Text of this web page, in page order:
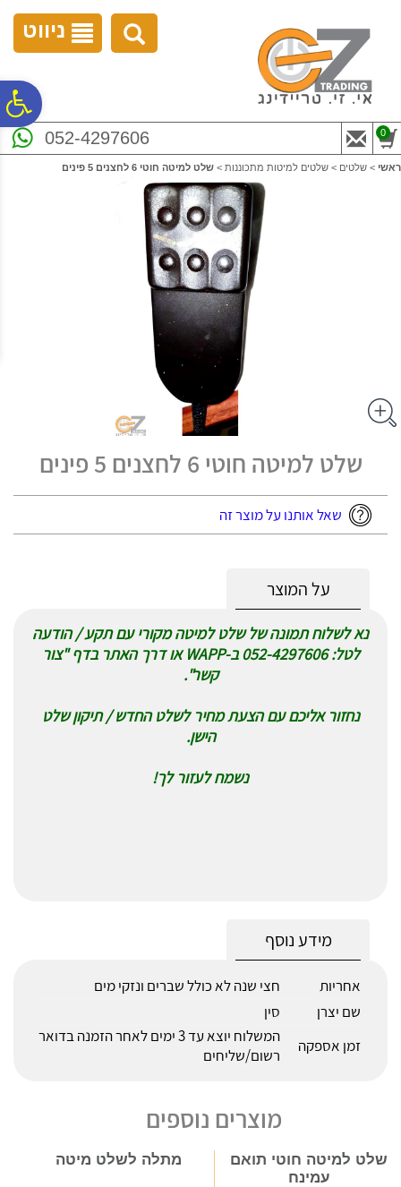
נגישות
ניווט
052-4297606 0
ראשי > שלטים > שלטים למיטות מתכוננות > שלט למיטה חוטי 6 לחצנים 5 פינים
שלט למיטה חוטי 6 לחצנים 5 פינים
שאל אותנו על מוצר זה
על המוצר
נא לשלוח תמונה של שלט למיטה מקורי עם תקע / הודעה
לטל: 052-4297606 ב-WAPP או דרך האתר בדף "צור
קשר".
נחזור אליכם עם הצעת מחיר לשלט החדש / תיקון שלט
הישן.
נשמח לעזור לך!
מידע נוסף
אחריות
חצי שנה לא כולל שברים ונזקי מים
שם יצרן
סין
זמן אספקה
המשלוח יוצא עד 3 ימים לאחר הזמנה בדואר
רשום/שליחים
מוצרים נוספים
שלט למיטה חוטי תואם
עמינח
מתלה לשלט מיטה